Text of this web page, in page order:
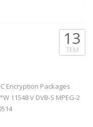
13
TEM
Encryption Packages
11548 V DVB-S MPEG-2